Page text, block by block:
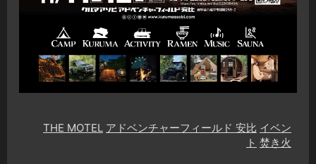
THE MOTEL アドベンチャーフィールド 安比 イベン
ト 焚き火